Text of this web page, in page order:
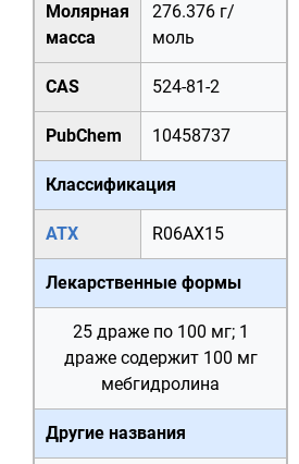
Молярная
масса
276.376 г/
моль
CAS 524-81-2
PubChem 10458737
Классификация
АТХ R06AX15
Лекарственные формы
25 драже по 100 мг; 1
драже содержит 100 мг
мебгидролина
Другие названия